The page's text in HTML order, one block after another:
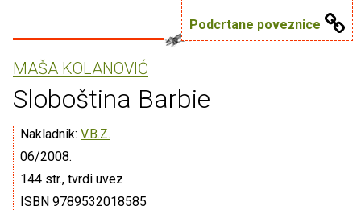
Podcrtane poveznice
MAŠA KOLANOVIĆ
Sloboština Barbie
Nakladnik: V.B.Z.
06/2008.
144 str., tvrdi uvez
ISBN 9789532018585